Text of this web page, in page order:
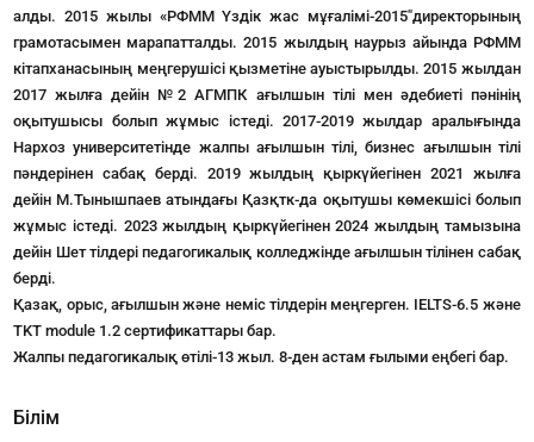
алды. 2015 жылы «РФММ Үздік жас мұғалімі-2015″директорының
грамотасымен марапатталды. 2015 жылдың наурыз айында РФММ
кітапханасының меңгерушісі қызметіне ауыстырылды. 2015 жылдан
2017 жылға дейін №2 АГМПК ағылшын тілі мен әдебиеті пәнінің
оқытушысы болып жұмыс істеді. 2017-2019 жылдар аралығында
Нархоз университетінде жалпы ағылшын тілі, бизнес ағылшын тілі
пәндерінен сабақ берді. 2019 жылдың қыркүйегінен 2021 жылға
дейін М.Тынышпаев атындағы Қазқтк-да оқытушы көмекшісі болып
жұмыс істеді. 2023 жылдың қыркүйегінен 2024 жылдың тамызына
дейін Шет тілдері педагогикалық колледжінде ағылшын тілінен сабақ
берді.
Қазақ, орыс, ағылшын және неміс тілдерін меңгерген. IELTS-6.5 және
TKT module 1.2 сертификаттары бар.
Жалпы педагогикалық өтілі-13 жыл. 8-ден астам ғылыми еңбегі бар.
Білім